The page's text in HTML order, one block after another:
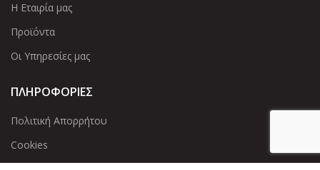
Η Εταιρία μας
Προϊόντα
Οι Υπηρεσίες μας
ΠΛΗΡΟΦΟΡΙΕΣ
Πολιτική Απορρήτου
Cookies